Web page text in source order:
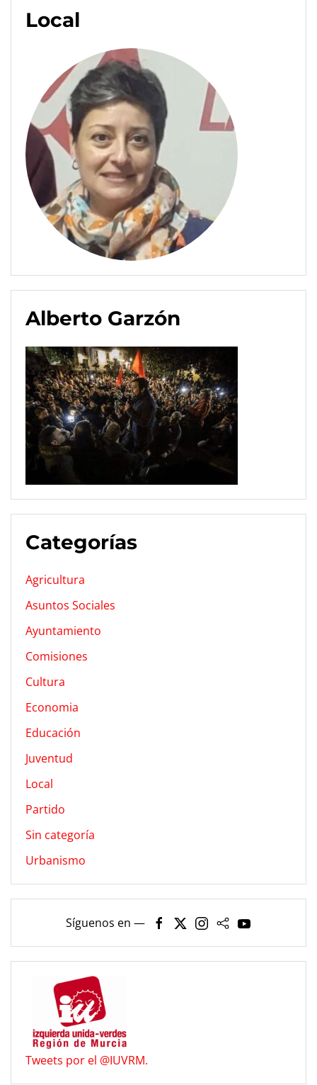
Local
Alberto Garzón
Categorías
Agricultura
Asuntos Sociales
Ayuntamiento
Comisiones
Cultura
Economia
Educación
Juventud
Local
Partido
Sin categoría
Urbanismo
Síguenos en —
Tweets por el @IUVRM.